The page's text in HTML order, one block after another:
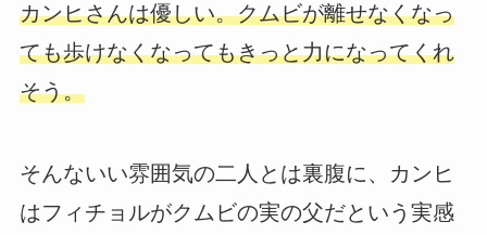
カンヒさんは優しい。クムビが離せなくなっ
ても歩けなくなってもきっと力になってくれ
そう。
そんないい雰囲気の二人とは裏腹に、カンヒ
はフィチョルがクムビの実の父だという実感